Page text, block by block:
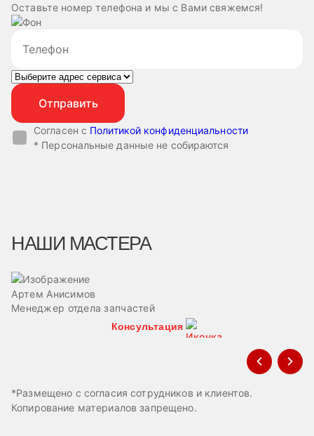
Оставьте номер телефона и мы с Вами свяжемся!
Согласен с Политикой конфиденциальности
* Персональные данные не собираются
НАШИ МАСТЕРА
Артем Анисимов
Менеджер отдела запчастей
Консультация
*Размещено с согласия сотрудников и клиентов.
Копирование материалов запрещено.